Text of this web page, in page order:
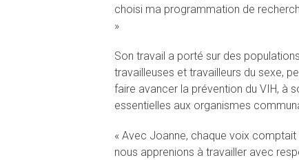
choisi ma programmation de
»
Son travail a porté sur des
travailleuses et travailleurs du sexe,
faire avancer la prévention du VIH, à
essentielles aux organismes
« Avec Joanne, chaque voix
nous apprenions à travailler avec